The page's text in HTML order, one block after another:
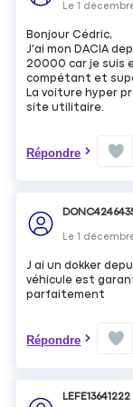
Le1
Bonjour Cédric,
J'ai mon DACIA
20000 car je suis
compétant et
La voiture hyper
site utilitaire.
Répondre
Le1
J ai un dokker
véhicule est
parfaitement
Répondre
LEFE13641222